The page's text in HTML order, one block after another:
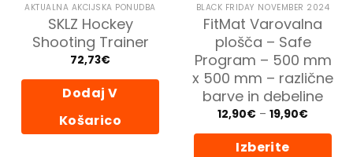
AKTUALNA AKCIJSKA PONUDBA
SKLZ Hockey
Shooting Trainer
72,73€
Dodaj V
Košarico
BLACK FRIDAY NOVEMBER 2024
FitMat Varovalna
plošča – Safe
Program – 500 mm
x 500 mm – različne
barve in debeline
12,90€ – 19,90€Cenovni
od
Izberite